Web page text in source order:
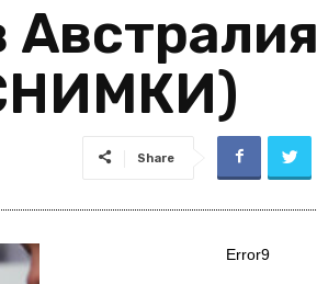
Австралия
Share
Error9